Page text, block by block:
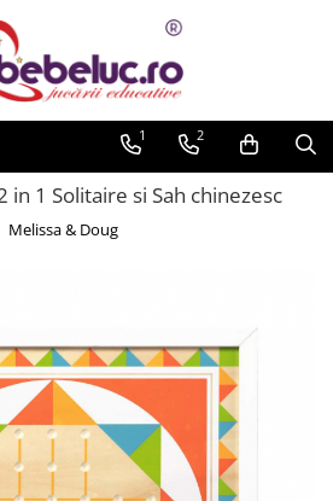
1 2
in 1 Solitaire si Sah chinezesc
Melissa & Doug